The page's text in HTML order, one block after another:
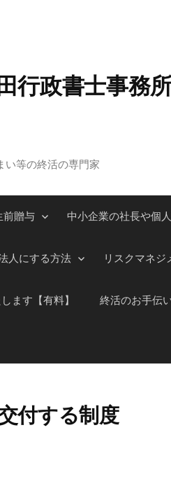
行政書士事務
い等の終活の専門家
前贈与 中小企業の社長や個
人にする方法 リスクマネジ
ます【有料】 終活のお手伝
付する制度